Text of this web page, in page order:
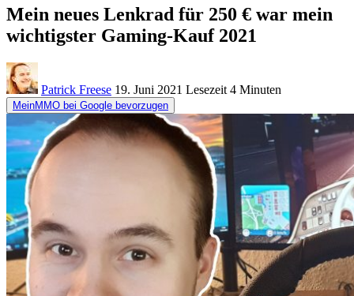
Mein neues Lenkrad für 250 € war mein
wichtigster Gaming-Kauf 2021
Patrick Freese 19. Juni 2021 Lesezeit 4 Minuten
MeinMMO bei Google bevorzugen